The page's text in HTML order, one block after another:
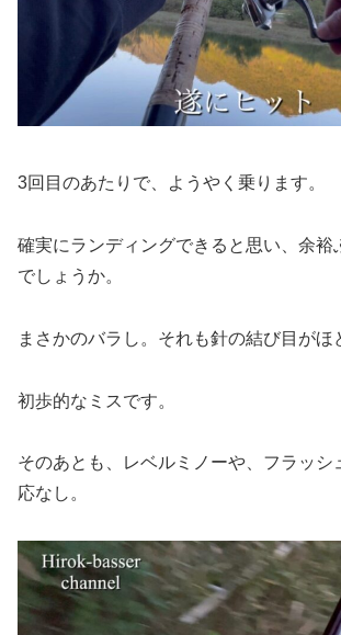
3回目のあたりで、ようやく乗ります。
確実にランディングできると思い、余裕
でしょうか。
まさかのバラし。それも針の結び目がほ
初歩的なミスです。
そのあとも、レベルミノーや、フラッシ
応なし。